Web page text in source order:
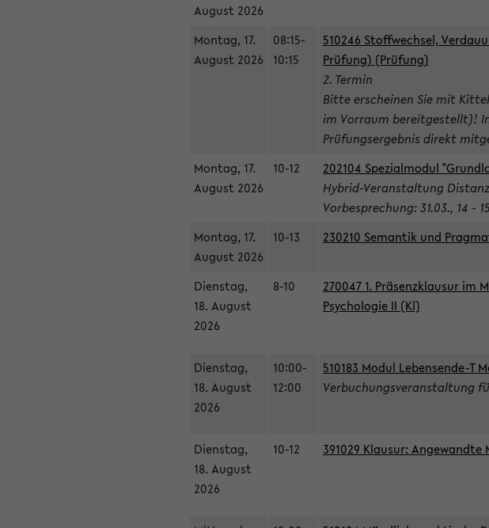
August 2026
Montag, 17.
August 2026
08:15-
10:15
510246 Stoffwechsel,
Prüfung) (Prüfung)
2. Termin
Bitte erscheinen Sie mit
im Vorraum bereitgestellt)!
Prüfungsergebnis direkt
Montag, 17.
August 2026
10-12
202104 Spezialmodul
Hybrid-Veranstaltung
Vorbesprechung: 31.03., 14 -
Montag, 17.
August 2026
10-13 230210 Semantik und
Dienstag,
18. August
2026
8-10
270047 1. Präsenzklausur im
Psychologie II (Kl)
Dienstag,
18. August
2026
10:00-
12:00
510183 Modul Lebensende-T
Verbuchungsveranstaltung
Dienstag,
18. August
2026
10-12 391029 Klausur: